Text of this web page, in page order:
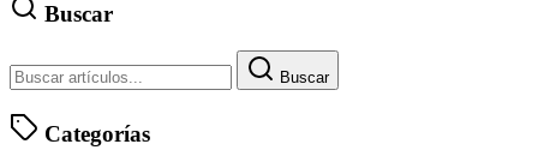
Buscar
Buscar
Categorías